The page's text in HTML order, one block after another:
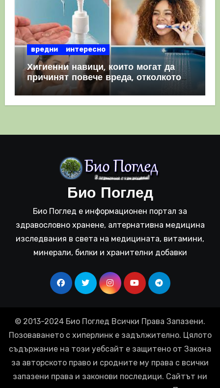
вредни интересно
Хигиенни навици, които могат да
причинят повече вреда, отколкото
полза
Био Поглед
Био Поглед е информационен портал за
здравословно хранене, алтернативна медицина
изследвания в света на медицината, витамини,
минерали, билки и хранителни добавки
© 2013-2024 Био Поглед Всички Права Запазени.
Позоваването с хиперлинк е задължително. Цялото
съдържание на този уебсайт е защитено от Закона
за авторското право и сродните му права с всички
запазени права и законови последици. Сайтът ни